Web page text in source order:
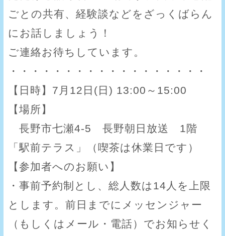
ごとの共有、経験談などをざっくばらん
にお話しましょう！
ご連絡お待ちしています。
・・・・・・・・・・・・・・・・・・
【日時】7月12日(日) 13:00～15:00
【場所】
長野市七瀬4-5 長野朝日放送 1階
「駅前テラス」（喫茶は休業日です）
【参加者へのお願い】
・事前予約制とし、総人数は14人を上限
とします。前日までにメッセンジャー
（もしくはメール・電話）でお知らせく